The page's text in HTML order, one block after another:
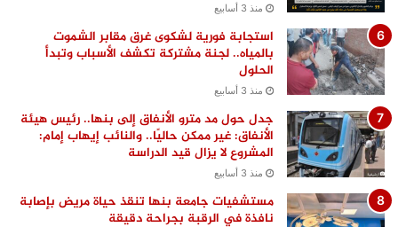
منذ 3 أسابيع
استجابة فورية لشكوى غرق مقابر الشموت
بالمياه.. لجنة مشتركة تكشف الأسباب وتبدأ
الحلول
منذ 3 أسابيع
جدل حول مد مترو الأنفاق إلى بنها.. رئيس هيئة
الأنفاق: غير ممكن حاليًا.. والنائب إيهاب إمام:
المشروع لا يزال قيد الدراسة
منذ 3 أسابيع
مستشفيات جامعة بنها تنقذ حياة مريض بإصابة
نافذة في الرقبة بجراحة دقيقة